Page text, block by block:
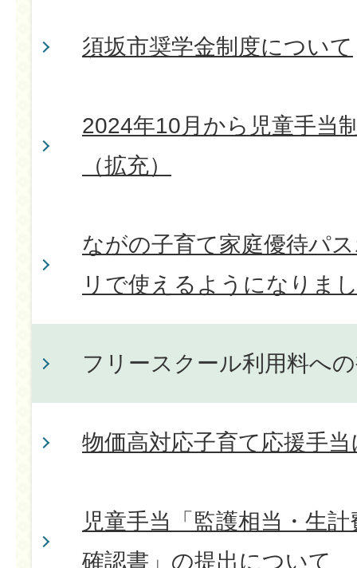
須坂市奨学金制度について
2024年10月から児童手当
（拡充）
ながの子育て家庭優待パ
リで使えるようになりま
フリースクール利用料へ
物価高対応子育て応援手
児童手当「監護相当・生
確認書」の提出について